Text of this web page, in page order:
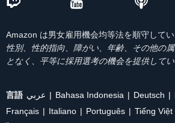
Amazon は男女雇用機会均等法を順守してい
性別、性的指向、障がい、年齢、その他の
となく、平等に採用選考の機会を提供してい
言語 عربي Bahasa Indonesia Deutsch
Français
Italiano Português Tiếng Việt